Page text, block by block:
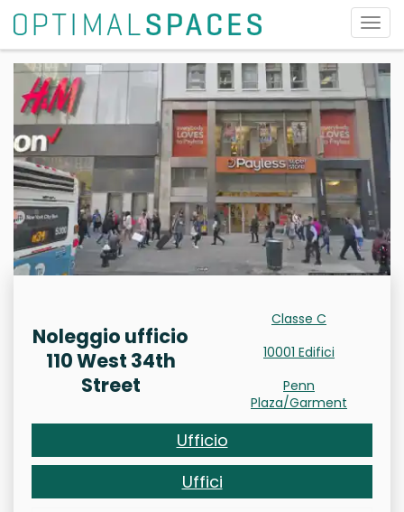
la
Noleggio ufficio
110 West 34th
Street
Classe C
10001 Edifici
Penn
Plaza/Garment
Ufficio
Uffici